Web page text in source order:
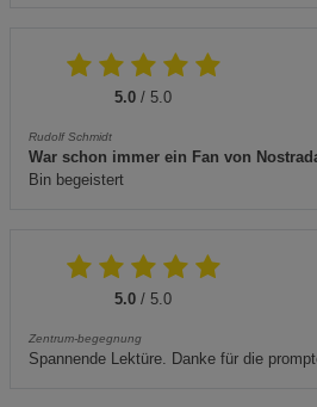
5.0 / 5.0
Rudolf Schmidt
War schon immer ein Fan von
Bin begeistert
5.0 / 5.0
Zentrum-begegnung
Spannende Lektüre. Danke für die